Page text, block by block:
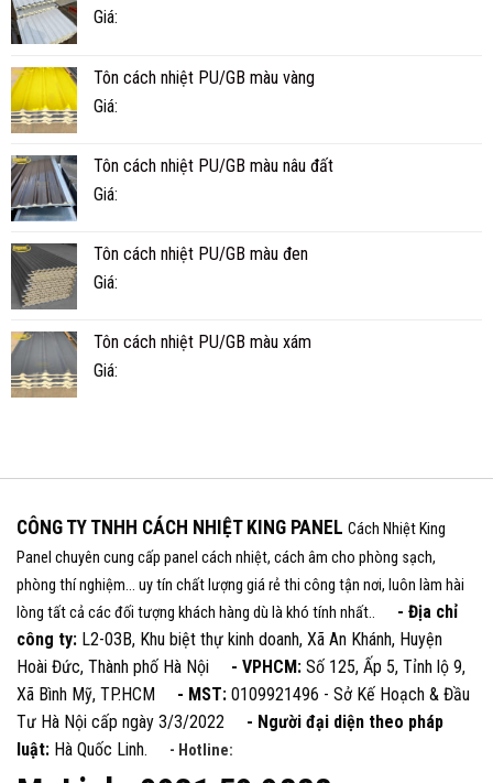
BAO
Giá:
Tôn cách nhiệt PU/GB màu vàng
Giá:
Tôn cách nhiệt PU/GB màu nâu đất
Giá:
Tôn cách nhiệt PU/GB màu đen
Giá:
Tôn cách nhiệt PU/GB màu xám
Giá:
CÔNG TY TNHH CÁCH NHIỆT KING PANEL Cách Nhiệt King
Panel chuyên cung cấp panel cách nhiệt, cách âm cho phòng sạch,
phòng thí nghiệm... uy tín chất lượng giá rẻ thi công tận nơi, luôn làm hài
lòng tất cả các đối tượng khách hàng dù là khó tính nhất..
- Địa chỉ
công ty: L2-03B, Khu biệt thự kinh doanh, Xã An Khánh, Huyện
Hoài Đức, Thành phố Hà Nội - VPHCM: Số 125, Ấp 5, Tỉnh lộ 9,
Xã Bình Mỹ, TP.HCM - MST: 0109921496 - Sở Kế Hoạch & Đầu
Tư Hà Nội cấp ngày 3/3/2022 - Người đại diện theo pháp
luật: Hà Quốc Linh. - Hotline: